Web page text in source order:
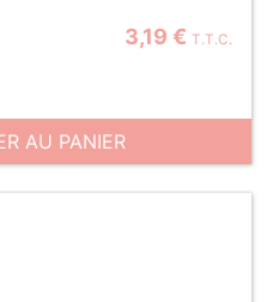
3,19 € T.T.C.
AU PANIER